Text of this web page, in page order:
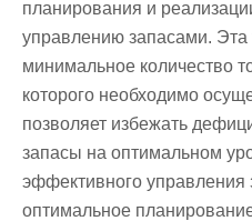
планирования и
управлению запасами. Эта
минимальное количество
которого необходимо
позволяет избежать
запасы на оптимальном
эффективного управления
оптимальное